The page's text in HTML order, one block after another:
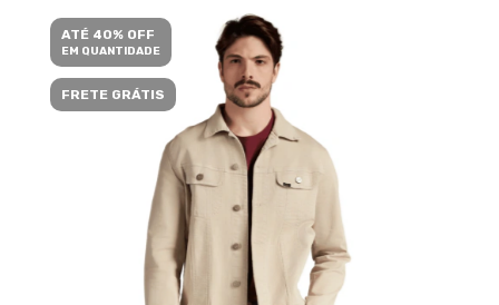
ATÉ 40% OFF
EM QUANTIDADE
FRETE GRÁTIS